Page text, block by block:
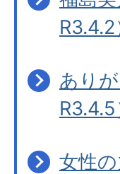
R3.4.2
あり
R3.4.5
女性